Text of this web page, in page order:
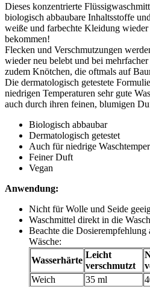
Dieses konzentrierte
biologisch abbaubare Inhaltsstoffe
weiße und farbechte Kleidung wieder
bekommen!
Flecken und Verschmutzungen
wieder neu belebt und bei
zudem Knötchen, die oftmals auf
Die dermatologisch getestete
niedrigen Temperaturen sehr gute
auch durch ihren feinen, blumigen
Biologisch abbaubar
Dermatologisch getestet
Auch für niedrige
Feiner Duft
Vegan
Anwendung:
Nicht für Wolle und Seide
Waschmittel direkt in die
Beachte die Dosierempfehlung
Wäsche:
Wasserhärte
Leicht
verschmutzt
Weich
35 ml